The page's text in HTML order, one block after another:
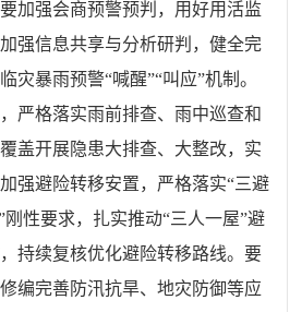
加强会商预警预判，用好用活监
强信息共享与分析研判，健全完
灾暴雨预警“喊醒”“叫应”机制。
严格落实雨前排查、雨中巡查和
盖开展隐患大排查、大整改，实
强避险转移安置，严格落实“三避
刚性要求，扎实推动“三人一屋”避
持续复核优化避险转移路线。要
编完善防汛抗旱、地灾防御等应